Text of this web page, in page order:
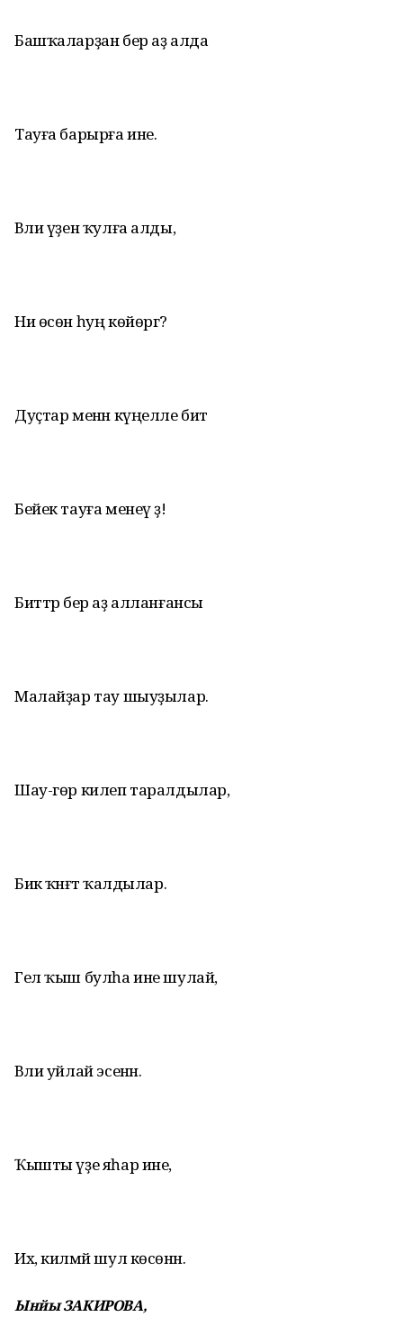
Башҡаларҙан бер аҙ алда
Тауға барырға ине.
Вәли үҙен ҡулға алды,
Ни өсөн һуң көйөргә?
Дуҫтар менән күңелле бит
Бейек тауға менеү ҙә!
Биттәр бер аҙ алланғансы
Малайҙар тау шыуҙылар.
Шау-гөр килеп таралдылар,
Бик ҡәнәғәт ҡалдылар.
Гел ҡыш булһа ине шулай,
Вәли уйлай эсенән.
Ҡышты үҙе яһар ине,
Их, килмәй шул көсөнән.
Ынйы ЗАКИРОВА,